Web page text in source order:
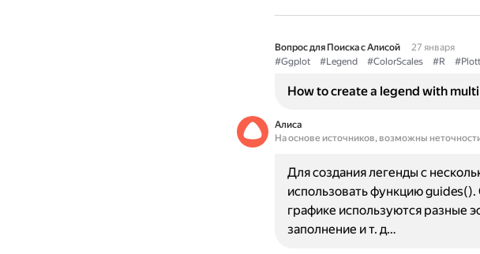
Вопрос для Поиска с Алисой
27 января
#Ggplot
#Legend #ColorScales #R
How to create a legend with
Алиса
На основе источников, возможны
Для создания легенды с
использовать функцию
графике используются разные
заполнение и т. д…